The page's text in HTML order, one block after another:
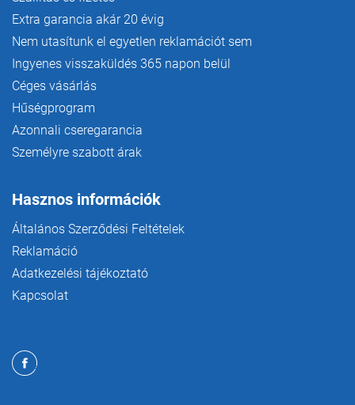
Extra garancia akár 20 évig
Nem utasítunk el egyetlen reklamációt sem
Ingyenes visszaküldés 365 napon belül
Céges vásárlás
Hűségprogram
Azonnali cseregarancia
Személyre szabott árak
Hasznos információk
Általános Szerződési Feltételek
Reklamáció
Adatkezelési tájékoztató
Kapcsolat